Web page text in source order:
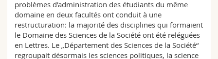
problèmes d’administration des étudiants du même
domaine en deux facultés ont conduit à une
restructuration: la majorité des disciplines qui formaient
le Domaine des Sciences de la Société ont été reléguées
en Lettres. Le „Département des Sciences de la Société“
regroupait désormais les sciences politiques, la science